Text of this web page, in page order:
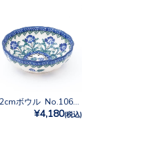
12cmボウル No.1069X
¥4,180(税込)